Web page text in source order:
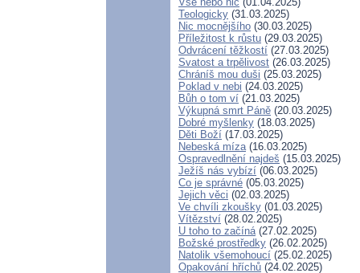
Teologicky (31.03.2025)
Nic mocnějšího (30.03.2025)
Příležitost k růstu (29.03.2025)
Odvrácení těžkostí (27.03.2025)
Svatost a trpělivost (26.03.2025)
Chráníš mou duši (25.03.2025)
Poklad v nebi (24.03.2025)
Bůh o tom ví (21.03.2025)
Výkupná smrt Páně (20.03.2025)
Dobré myšlenky (18.03.2025)
Děti Boží (17.03.2025)
Nebeská míza(16.03.2025)
Ospravedlnění najdeš (15.03.2025)
Ježíš nás vybízí (06.03.2025)
Co je správné (05.03.2025)
Jejich věci (02.03.2025)
Ve chvíli zkoušky (01.03.2025)
Vítězství (28.02.2025)
U toho to začíná(27.02.2025)
Božské prostředky (26.02.2025)
Natolik všemohoucí (25.02.2025)
Opakování hříchů (24.02.2025)